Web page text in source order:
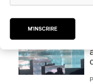
M'INSCRIRE